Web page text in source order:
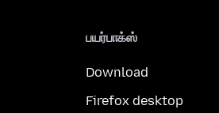
பயர்பாக்ஸ்
Download
Firefox desktop